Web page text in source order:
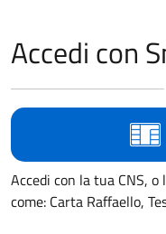
Accedi con
Accedi con la tua CNS,
come: Carta Raffaello,